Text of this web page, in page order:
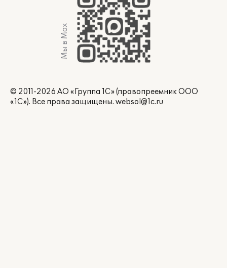
Мы в Max
© 2011-2026 АО «Группа 1С» (правопреемник ООО
«1С»). Все права защищены. websol@1c.ru